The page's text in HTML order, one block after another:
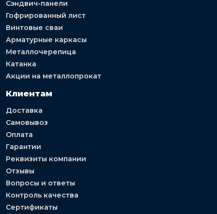
Сэндвич-панели
Гофрированный лист
Винтовые сваи
Арматурные каркасы
Металлочерепица
Катанка
Акции на металлопрокат
Клиентам
Доставка
Самовывоз
Оплата
Гарантии
Реквизиты компании
Отзывы
Вопросы и ответы
Контроль качества
Сертификаты